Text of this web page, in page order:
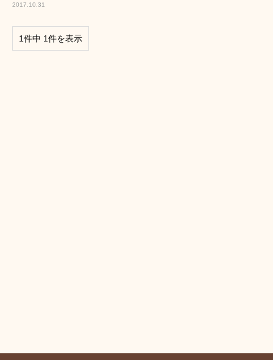
2017.10.31
1件中 1件を表示